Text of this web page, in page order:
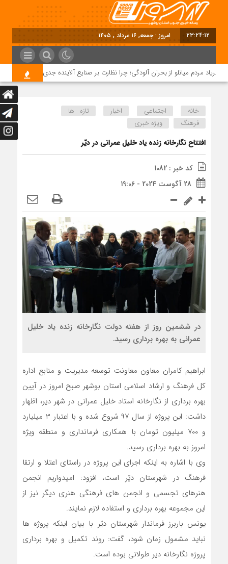
23:24:12 امروز : جمعه, ۱۶ مرداد , ۱۴۰۵
فریاد مردم میانلو از بحران آلودگی؛ چرا نظارت بر صنایع آلاینده جدی نیست؟
خانه اجتماعی اخبار
تازه ها
فرهنگ
ویژه خبری
افتتاح نگارخانه زنده یاد خلیل عمرانی در دیّر
کد خبر : 1082
28 آگوست 2024 - 19:06
در ششمین روز از هفته دولت نگارخانه زنده یاد خلیل
عمرانی به بهره برداری رسید.
ابراهیم کامران معاون معاونت توسعه مدیریت و منابع اداره
کل فرهنگ و ارشاد اسلامی استان بوشهر صبح امروز در آیین
بهره برداری از نگارخانه استاد خلیل عمرانی در شهر دیر، اظهار
داشت: این پروژه از سال ۹۷ شروع شده و با اعتبار ۳ میلیارد
و ۷۰۰ میلیون تومان با همکاری فرمانداری و منطقه ویژه
امروز به بهره برداری رسید.
وی با اشاره به اینکه اجرای این پروژه در راستای اعتلا و ارتقا
فرهنگ در شهرستان دیّر است، افزود: امیدواریم انجمن
هنرهای تجسمی و انجمن های فرهنگی هنری دیگر نیز از
این مجموعه بهره برداری و استفاده لازم نمایند.
یونس باربرز فرماندار شهرستان دیّر با بیان اینکه پروژه ها
نباید مشمول زمان شود، گفت: روند تکمیل و بهره برداری
پروژه نگارخانه دیر طولانی بوده است.